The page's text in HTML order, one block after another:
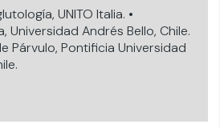
UNITO Italia. •
Universidad Andrés Bello, Chile.
Párvulo, Pontificia Universidad